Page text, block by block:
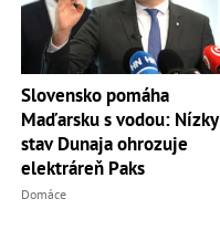
Slovensko pomáha
Maďarsku s vodou: Nízky
stav Dunaja ohrozuje
elektráreň Paks
Domáce